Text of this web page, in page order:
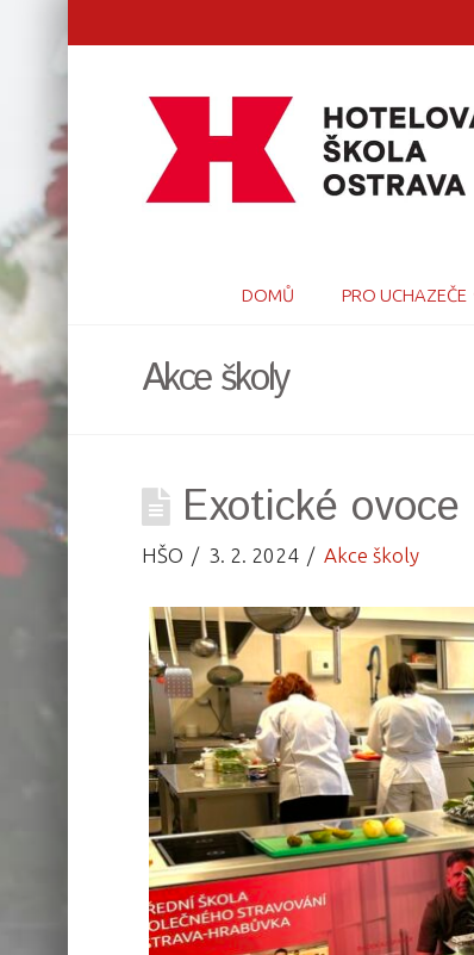
DOMŮ PRO UCHAZEČE
Akce školy
Exotické ovoce
HŠO 3. 2. 2024 Akce školy